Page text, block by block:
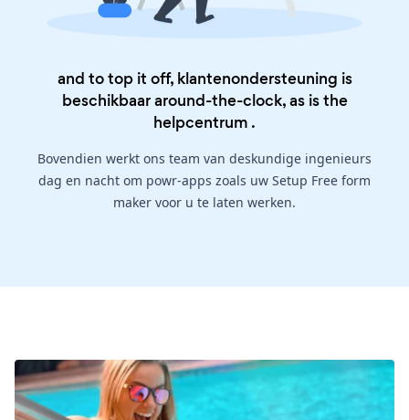
and to top it off, klantenondersteuning is
beschikbaar around-the-clock, as is the
helpcentrum .
Bovendien werkt ons team van deskundige ingenieurs
dag en nacht om powr-apps zoals uw Setup Free form
maker voor u te laten werken.